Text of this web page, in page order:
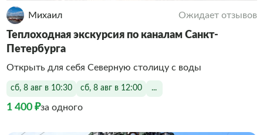
Михаил Ожидает отзывов
Теплоходная экскурсия по каналам Санкт-
Петербурга
Открыть для себя Северную столицу с воды
сб, 8 авг в 10:30 сб, 8 авг в 12:00 ...
1 400 ₽за одного